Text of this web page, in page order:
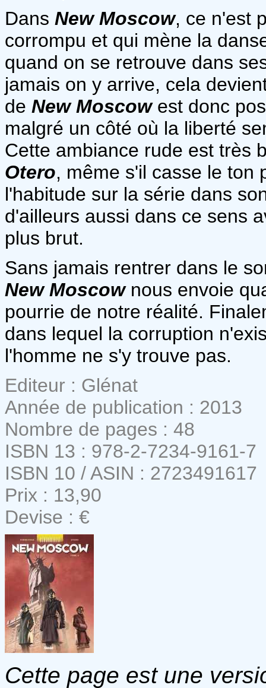
Dans New Moscow, ce n'est
corrompu et qui mène la
quand on se retrouve dans
jamais on y arrive, cela
de New Moscowest donc
malgré un côté où la liberté
Cette ambiance rude est très
Otero, même s'il casse le ton
l'habitude sur la série dans
d'ailleurs aussi dans ce sens
plus brut.
Sans jamais rentrer dans le
New Moscownous envoie
pourrie de notre réalité.
dans lequel la corruption
l'homme ne s'y trouve pas.
Editeur : Glénat
Année de publication : 2013
Nombre de pages : 48
ISBN 13 : 978-2-7234-9161-7
ISBN 10 / ASIN : 2723491617
Prix : 13,90
Devise : €
Cette page est une